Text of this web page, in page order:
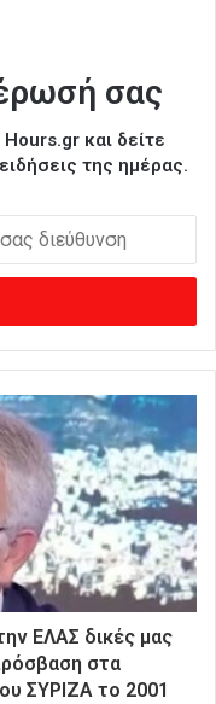
σας
και δείτε
της ημέρας.
ΕΛΑΣ δικές μας
στα
ΣΥΡΙΖΑ το 2001